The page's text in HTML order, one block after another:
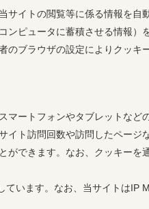
イトの閲覧等に係る情報を自
ピュータに蓄積させる情報）
ブラウザの設定によりクッキ
ートフォンやタブレットなど
ト訪問回数や訪問したページ
できます。なお、クッキーを
います。なお、当サイトはIP